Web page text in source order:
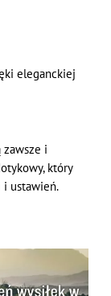
eleganckiej
zawsze i
który
ustawień.